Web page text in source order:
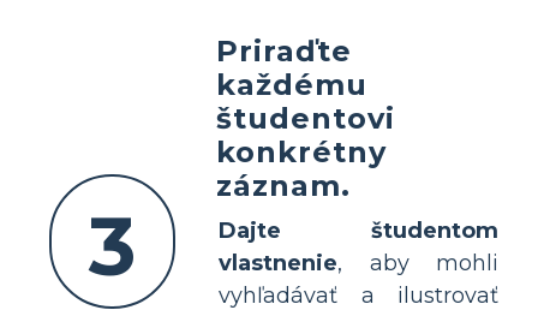
3
Priraďte
každému
študentovi
konkrétny
záznam.
Dajte študentom
vlastnenie, aby mohli
vyhľadávať a ilustrovať